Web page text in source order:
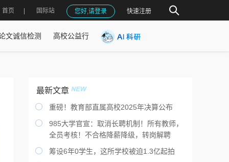
首页 国际站 您好,请登录 快速注册
文诚信检测 高校公益行
最新文章

重磅！教育部直属高校2025年决算公布

985大学官宣：取消长聘机制！所有教师，
全员考核！不合格降薪降级，转岗解聘

筹设6年0学生，这所学校被迫1.3亿起拍